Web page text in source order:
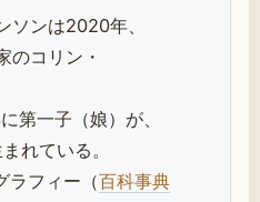
ソンは2020年、
のコリン・
第一子（娘）が、
れている。
ラフィー（百科事典